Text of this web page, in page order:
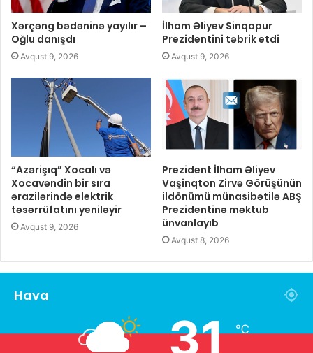
Xərçəng bədəninə yayılır –
Oğlu danışdı
Avqust 9, 2026
İlham Əliyev Sinqapur
Prezidentini təbrik etdi
Avqust 9, 2026
“Azərişıq” Xocalı və
Xocavəndin bir sıra
ərazilərində elektrik
təsərrüfatını yeniləyir
Avqust 9, 2026
Prezident İlham Əliyev
Vaşinqton Zirvə Görüşünün
ildönümü münasibətilə ABŞ
Prezidentinə məktub
ünvanlayıb
Avqust 8, 2026
Hava
31℃